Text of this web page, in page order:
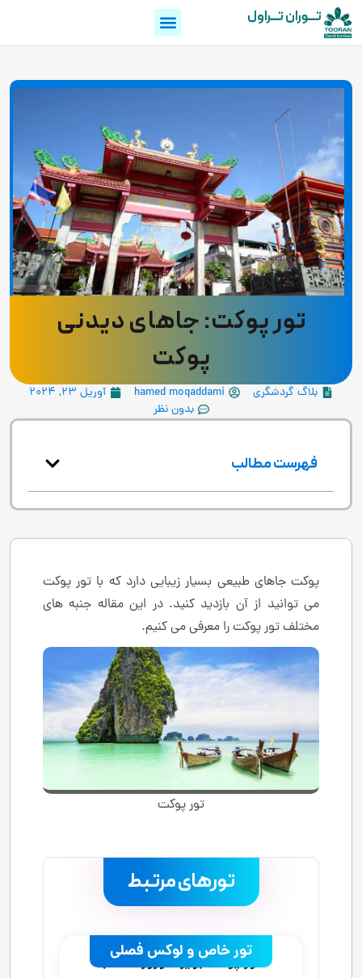
تـــوران تـــراول
تور پوکت: جاهای دیدنی
پوکت
بلاگ گردشگری hamed moqaddami
آوریل 23, 2024
بدون نظر
فهرست مطالب
پوکت جاهای طبیعی بسیار زیبایی دارد که با تور پوکت
می توانید از آن بازدید کنید. در این مقاله جنبه های
مختلف تور پوکت را معرفی می کنیم.
تور پوکت
تورهای مرتبط
تور خاص و لوکس فصلی
تور پوکت (ویژه نوروز1405)